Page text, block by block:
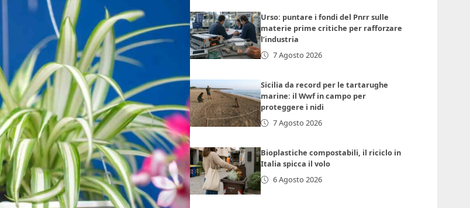
Urso: puntare i fondi del Pnrr sulle
materie prime critiche per rafforzare
l’industria
7 Agosto 2026
Sicilia da record per le tartarughe
marine: il Wwf in campo per
proteggere i nidi
7 Agosto 2026
Bioplastiche compostabili, il riciclo in
Italia spicca il volo
6 Agosto 2026